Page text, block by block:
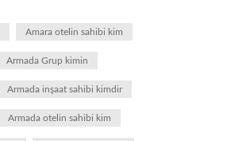
Amara otelin sahibi kim
Armada Grup kimin
Armada inşaat sahibi kimdir
Armada otelin sahibi kim